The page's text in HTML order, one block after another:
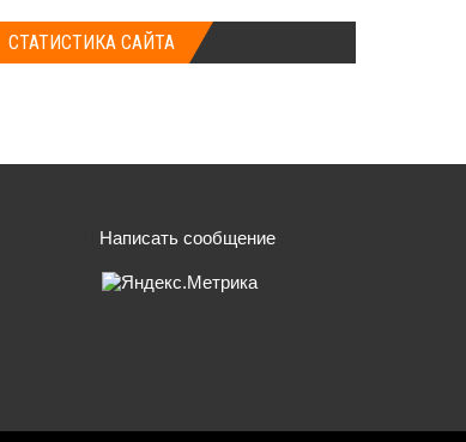
СТАТИСТИКА САЙТА
Написать сообщение